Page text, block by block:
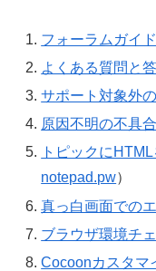
フォーラムガイ
よくある質問と
サポート対象外
原因不明の不具
トピックに
notepad.pw）
真っ白画面での
ブラウザ環境チ
Cocoonカスタマ